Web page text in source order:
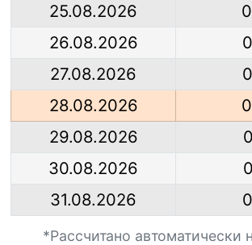
25.08.2026
26.08.2026
27.08.2026
28.08.2026
29.08.2026
30.08.2026
31.08.2026
*Рассчитано